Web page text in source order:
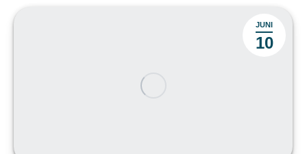
JUNI
10